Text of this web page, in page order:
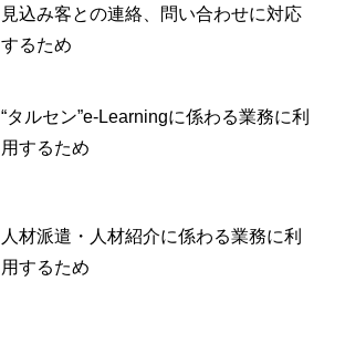
見込み客との連絡、問い合わせに対応
するため
“タルセン”e-Learningに係わる業務に利
用するため
人材派遣・人材紹介に係わる業務に利
用するため